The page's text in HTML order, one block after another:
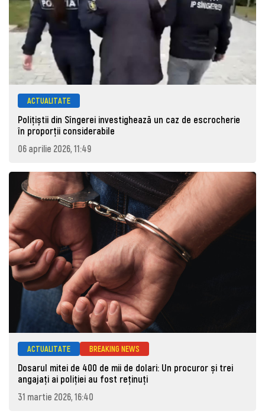
ACTUALITATE
Polițiștii din Sîngerei investighează un caz de escrocherie
în proporții considerabile
06 aprilie 2026, 11:49
ACTUALITATE BREAKING NEWS
Dosarul mitei de 400 de mii de dolari: Un procuror și trei
angajați ai poliției au fost reținuți
31 martie 2026, 16:40